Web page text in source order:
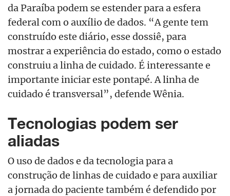
da Paraíba podem se estender para a esfera
federal com o auxílio de dados. “A gente tem
construído este diário, esse dossiê, para
mostrar a experiência do estado, como o estado
construiu a linha de cuidado. É interessante e
importante iniciar este pontapé. A linha de
cuidado é transversal”, defende Wênia.
Tecnologias podem ser
aliadas
O uso de dados e da tecnologia para a
construção de linhas de cuidado e para auxiliar
a jornada do paciente também é defendido por